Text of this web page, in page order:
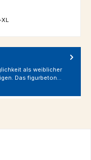
als weiblicher
Das figurbeton…